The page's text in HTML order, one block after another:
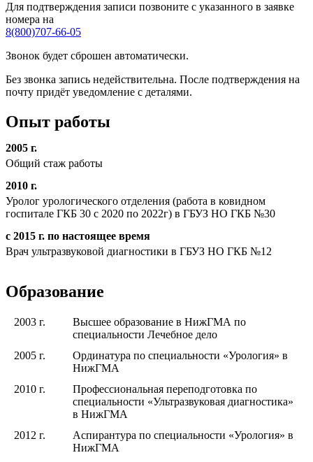
Для подтверждения записи позвоните с указанного в заявке
номера на
8(800)707-66-05
Звонок будет сброшен автоматически.
Без звонка запись недействительна. После подтверждения на
почту придёт уведомление с деталями.
Опыт работы
2005 г.
Общий стаж работы
2010 г.
Уролог урологического отделения (работа в ковидном
госпитале ГКБ 30 с 2020 по 2022г) в ГБУЗ НО ГКБ №30
с 2015 г. по настоящее время
Врач ультразвуковой диагностики в ГБУЗ НО ГКБ №12
Образование
2003 г.
Высшее образование в НижГМА по
специальности Лечебное дело
2005 г.
Ординатура по специальности «Урология» в
НижГМА
2010 г.
Профессиональная переподготовка по
специальности «Ультразвуковая диагностика»
в НижГМА
2012 г.
Аспирантура по специальности «Урология» в
НижГМА